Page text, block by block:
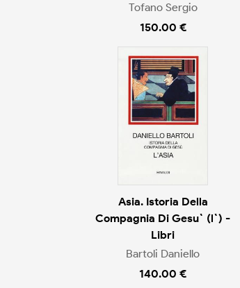
Tofano Sergio
150.00 €
Asia. Istoria Della
Compagnia Di Gesu` (l`) -
Libri
Bartoli Daniello
140.00 €